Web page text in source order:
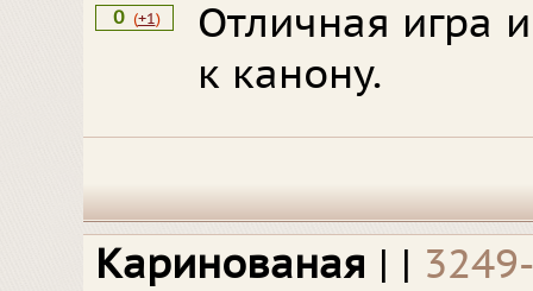
0 (+1)
Отличная игра
к канону.
Каринованая | |